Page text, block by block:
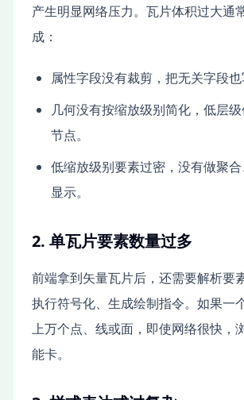
产生明显网络压力。瓦片体积过大通
成：
属性字段没有裁剪，把无关字段也
几何没有按缩放级别简化，低层
节点。
低缩放级别要素过密，没有做聚
显示。
2. 单瓦片要素数量过多
前端拿到矢量瓦片后，还需要解析要
执行符号化、生成绘制指令。如果一
上万个点、线或面，即使网络很快，
能卡。